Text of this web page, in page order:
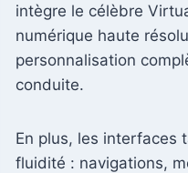
intègre le célèbre
numérique haute
personnalisation
conduite.
En plus, les interfaces
fluidité : navigations,